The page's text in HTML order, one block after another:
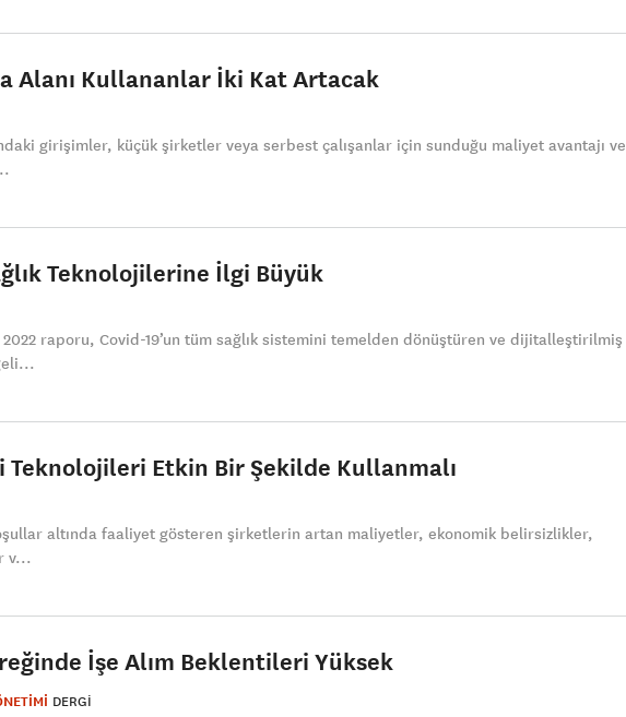
Alanı Kullananlar İki Kat Artacak
girişimler, küçük şirketler veya serbest çalışanlar için sunduğu maliyet avantajı ve
Teknolojilerine İlgi Büyük
2022 raporu, Covid-19’un tüm sağlık sistemini temelden dönüştüren ve dijitalleştirilmiş
Teknolojileri Etkin Bir Şekilde Kullanmalı
altında faaliyet gösteren şirketlerin artan maliyetler, ekonomik belirsizlikler,
v...
İşe Alım Beklentileri Yüksek
DERGI